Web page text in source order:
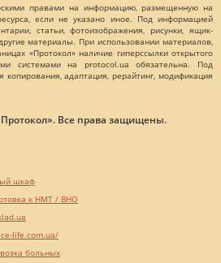
правами на информацию, размещенную на
если не указано иное. Под информацией
статьи, фотоизображения, рисунки, ящик-
материалы. При использовании материалов,
«Протокол» наличие гиперссылки открытого
системами на protocol.ua обязательна. Под
копирования, адаптация, рерайтинг, модификация
Все права защищены.
шкаф
к НМТ / ВНО
life.com.ua/
больных